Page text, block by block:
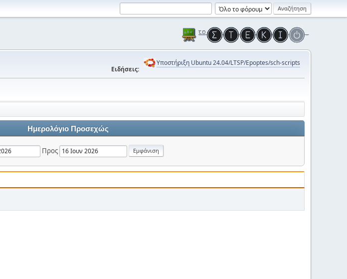
Ειδήσεις:
Υποστήριξη Ubuntu 24.04/LTSP/Epoptes/sch-scripts
Ημερολόγιο Προσεχώς
Προς